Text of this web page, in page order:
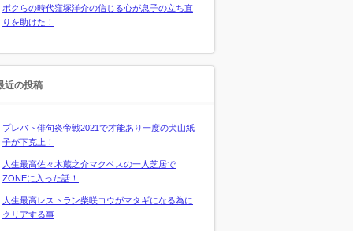
ボクらの時代窪塚洋介の信じる心が息子の立ち直
りを助けた！
近の投稿
プレバト俳句炎帝戦2021で才能あり一度の犬山紙
子が下克上！
人生最高佐々木蔵之介マクベスの一人芝居で
ZONEに入った話！
人生最高レストラン柴咲コウがマタギになる為に
クリアする事